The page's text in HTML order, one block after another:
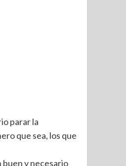
parar la
que sea, los que
buen y necesario